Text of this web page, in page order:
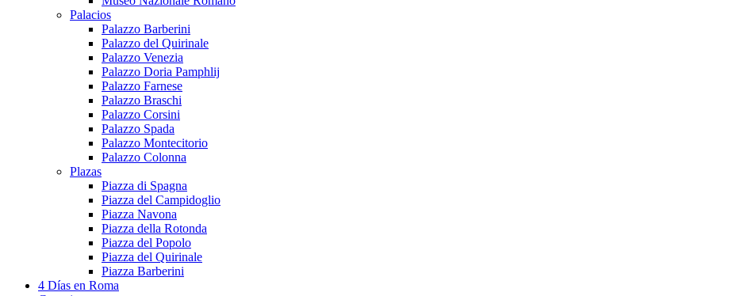
Palacios
Palazzo Barberini
Palazzo del Quirinale
Palazzo Venezia
Palazzo Doria Pamphlij
Palazzo Farnese
Palazzo Braschi
Palazzo Corsini
Palazzo Spada
Palazzo Montecitorio
Palazzo Colonna
Plazas
Piazza di Spagna
Piazza del Campidoglio
Piazza Navona
Piazza della Rotonda
Piazza del Popolo
Piazza del Quirinale
Piazza Barberini
4 Días en Roma